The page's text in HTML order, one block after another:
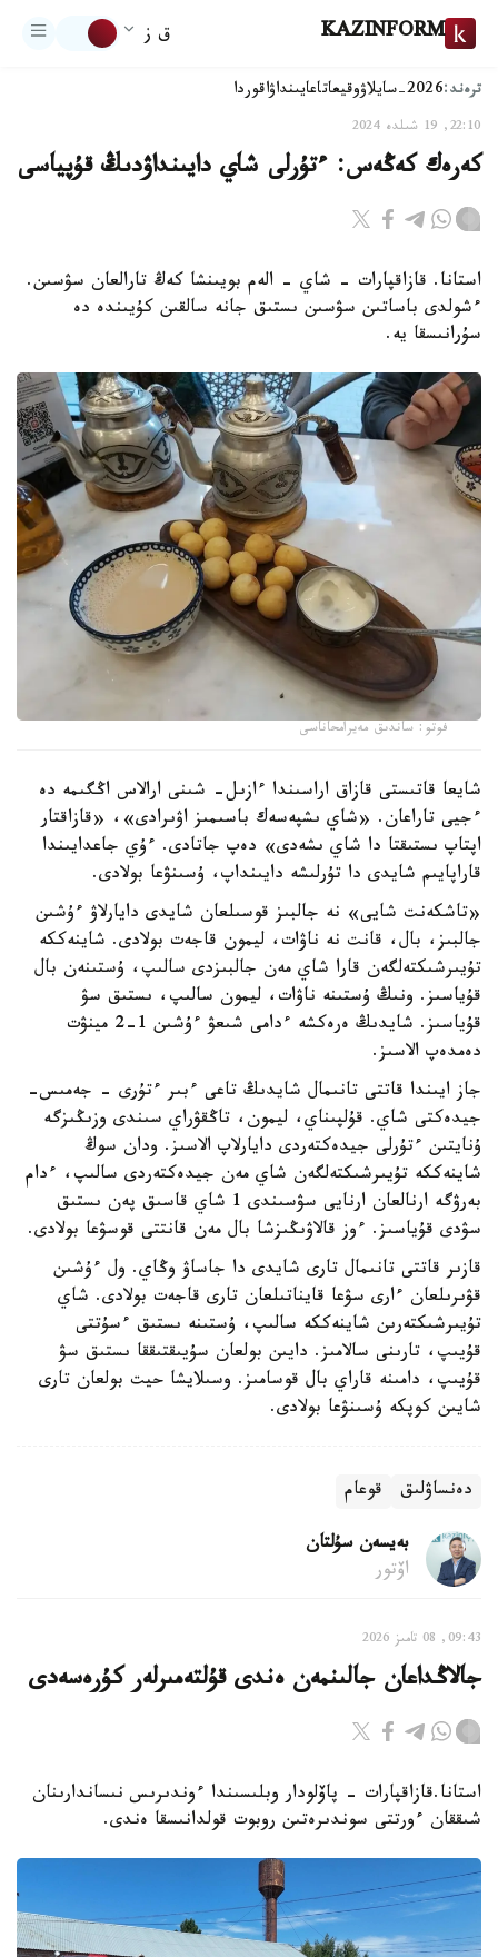
KAZINFORM ق ز
ترەند:2026-سايلاۋ وقيعاتاعايىنداۋاقوردا
22:10, 19 شىلدە 2024
كەرەك كەڭەس: ءتۇرلى شاي دايىنداۋدىڭ قۇپياسى
استانا. قازاقپارات - شاي - الەم بويىنشا كەڭ تارالعان سۋسىن.
ءشولدى باساتىن سۋسىن ىستىق جانە سالقىن كۇيىندە دە
سۇرانىسقا يە.
فوتو: ساندىق مەيرامحاناسى
شايعا قاتىستى قازاق اراسىندا ءازىل- شىنى ارالاس اڭگىمە دە
ءجيى تاراعان. «شاي ىشپەسەك باسىمىز اۋىرادى»، «قازاقتار
اپتاپ ىستىقتا دا شاي ىشەدى» دەپ جاتادى. ءۇي جاعدايىندا
قاراپايىم شايدى دا تۇرلىشە دايىنداپ، ۇسىنۋعا بولادى.
«تاشكەنت شايى» نە جالبىز قوسىلعان شايدى دايارلاۋ ءۇشىن
جالبىز، بال، قانت نە ناۋات، ليمون قاجەت بولادى. شاينەككە
تۇيىرشىكتەلگەن قارا شاي مەن جالبىزدى سالىپ، ۇستىنەن بال
قۇياسىز. ونىڭ ۇستىنە ناۋات، ليمون سالىپ، ىستىق سۋ
قۇياسىز. شايدىڭ ەرەكشە ءدامى شىعۋ ءۇشىن 1-2 مينۋت
دەمدەپ الاسىز.
جاز ايىندا قاتتى تانىمال شايدىڭ تاعى ءبىر ءتۇرى - جەمىس-
جيدەكتى شاي. قۇلپىناي، ليمون، تاڭقۋراي سىندى وزىڭىزگە
ۇنايتىن ءتۇرلى جيدەكتەردى دايارلاپ الاسىز. ودان سوڭ
شاينەككە تۇيىرشىكتەلگەن شاي مەن جيدەكتەردى سالىپ، ءدام
بەرۋگە ارنالعان ارنايى سۋسىندى 1 شاي قاسىق پەن ىستىق
سۋدى قۇياسىز. ءوز قالاۋىڭىزشا بال مەن قانتتى قوسۋعا بولادى.
قازىر قاتتى تانىمال تارى شايدى دا جاساۋ وڭاي. ول ءۇشىن
قۋىرىلعان ءارى سۋعا قايناتىلعان تارى قاجەت بولادى. شاي
تۇيىرشىكتەرىن شاينەككە سالىپ، ۇستىنە ىستىق ءسۇتتى
قۇيىپ، تارىنى سالامىز. دايىن بولعان سۇيىقتىققا ىستىق سۋ
قۇيىپ، دامىنە قاراي بال قوسامىز. وسىلايشا حيت بولعان تارى
شايىن كوپكە ۇسىنۋعا بولادى.
دەنساۋلىق قوعام
بەيسەن سۇلتان
اۆتور
09:43, 08 تامىز 2026
جالاڭداعان جالىنمەن ەندى قۇلتەمىرلەر كۇرەسەدى
استانا.قازاقپارات - پاۆلودار وبلىسىندا ءوندىرىس نىساندارىنان
شىققان ءورتتى سوندىرەتىن روبوت قولدانىسقا ەندى.